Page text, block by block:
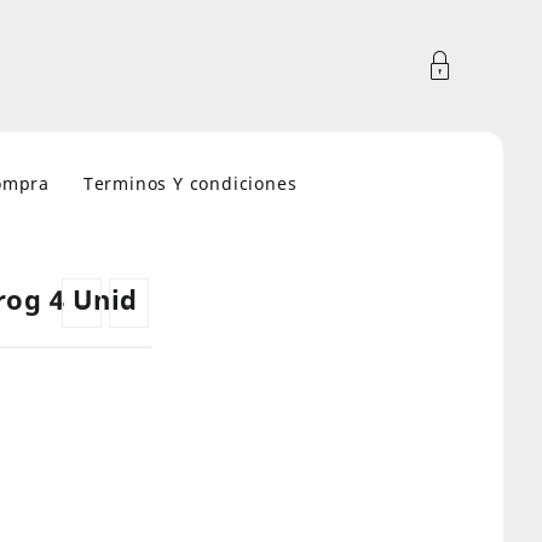
Terminos Y condiciones
← →
4 Unid